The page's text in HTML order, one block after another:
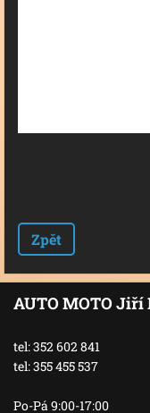
Zpět
AUTO MOTO
tel: 352 602 841
tel: 355 455 537
Po-Pá 9:00-17:00